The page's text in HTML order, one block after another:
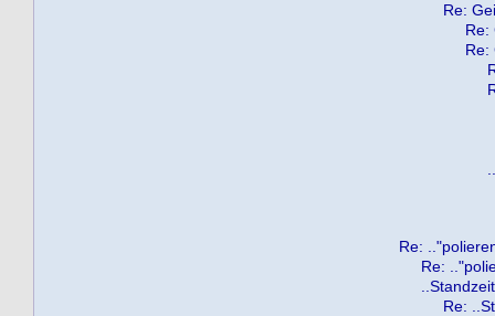
Re:
Re:
Re:
Re:
Re:
Re: